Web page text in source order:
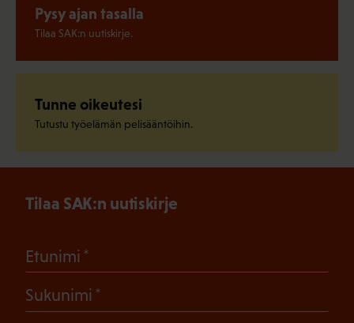
Pysy ajan tasalla
Tilaa SAK:n uutiskirje.
Tunne oikeutesi
Tutustu työelämän pelisääntöihin.
Tilaa SAK:n uutiskirje
Etunimi
Sukunimi